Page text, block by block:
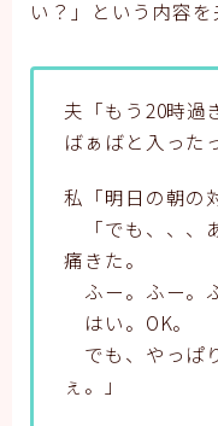
い？」という内容を
夫「もう20時過
ばぁばと入った
私「明日の朝の
「でも、、、
痛きた。
ふー。ふー。
はい。OK。
でも、やっぱ
ぇ。」